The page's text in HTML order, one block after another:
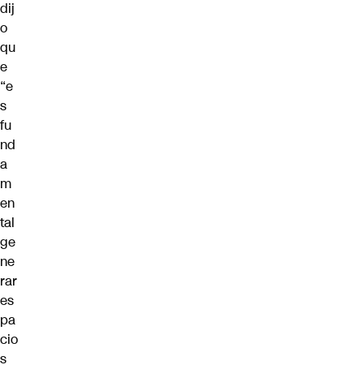
dij
o
qu
e
“e
s
fu
nd
a
m
en
tal
ge
ne
rar
es
pa
cio
s